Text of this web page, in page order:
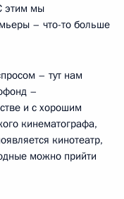
этим мы
– что-то больше
– тут нам
–
и с хорошим
кинематографа,
кинотеатр,
можно прийти